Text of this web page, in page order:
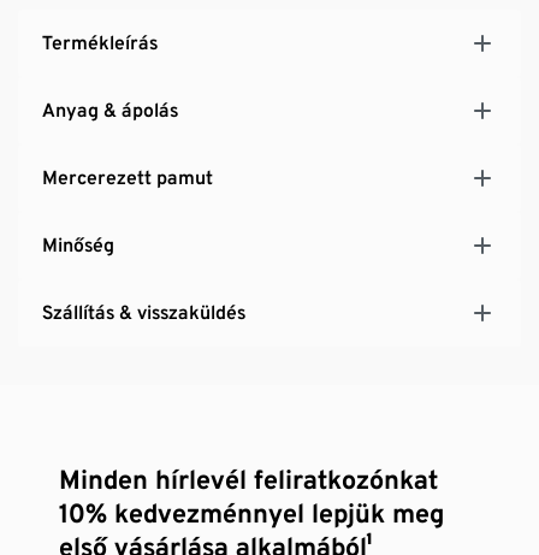
Termékleírás
Anyag & ápolás
Mercerezett pamut
Minőség
Szállítás & visszaküldés
Minden hírlevél feliratkozónkat
10% kedvezménnyel lepjük meg
első vásárlása alkalmából¹